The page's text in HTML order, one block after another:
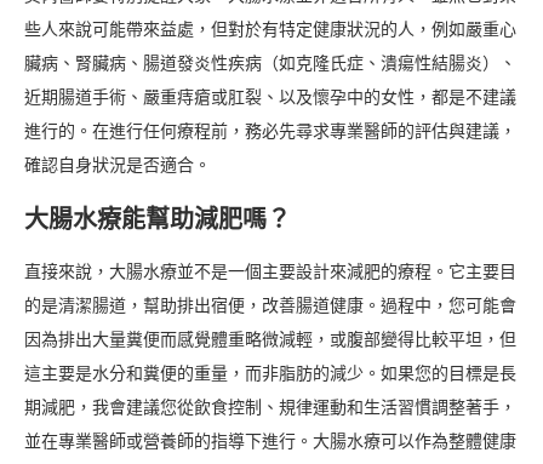
些人來說可能帶來益處，但對於有特定健康狀況的人，例如嚴重心
臟病、腎臟病、腸道發炎性疾病（如克隆氏症、潰瘍性結腸炎）、
近期腸道手術、嚴重痔瘡或肛裂、以及懷孕中的女性，都是不建議
進行的。在進行任何療程前，務必先尋求專業醫師的評估與建議，
確認自身狀況是否適合。
大腸水療能幫助減肥嗎？
直接來說，大腸水療並不是一個主要設計來減肥的療程。它主要目
的是清潔腸道，幫助排出宿便，改善腸道健康。過程中，您可能會
因為排出大量糞便而感覺體重略微減輕，或腹部變得比較平坦，但
這主要是水分和糞便的重量，而非脂肪的減少。如果您的目標是長
期減肥，我會建議您從飲食控制、規律運動和生活習慣調整著手，
並在專業醫師或營養師的指導下進行。大腸水療可以作為整體健康